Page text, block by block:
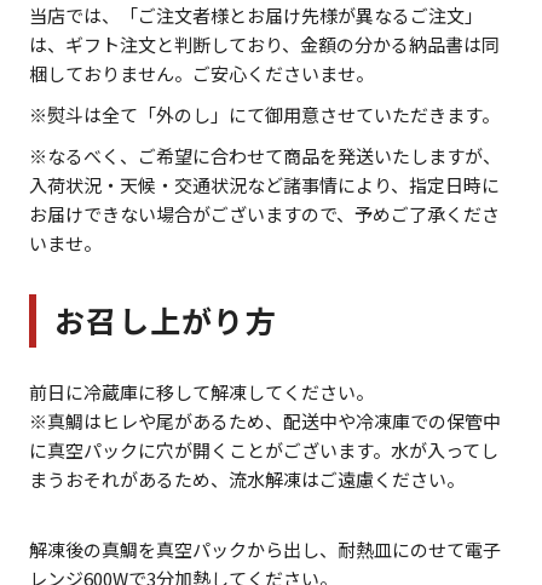
当店では、「ご注文者様とお届け先様が異なるご注文」
は、ギフト注文と判断しており、金額の分かる納品書は同
梱しておりません。ご安心くださいませ。
※熨斗は全て「外のし」にて御用意させていただきます。
※なるべく、ご希望に合わせて商品を発送いたしますが、
入荷状況・天候・交通状況など諸事情により、指定日時に
お届けできない場合がございますので、予めご了承くださ
いませ。
お召し上がり方
前日に冷蔵庫に移して解凍してください。
※真鯛はヒレや尾があるため、配送中や冷凍庫での保管中
に真空パックに穴が開くことがございます。水が入ってし
まうおそれがあるため、流水解凍はご遠慮ください。
解凍後の真鯛を真空パックから出し、耐熱皿にのせて電子
レンジ600Wで3分加熱してください。